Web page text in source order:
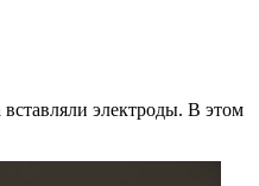
электроды. В этом